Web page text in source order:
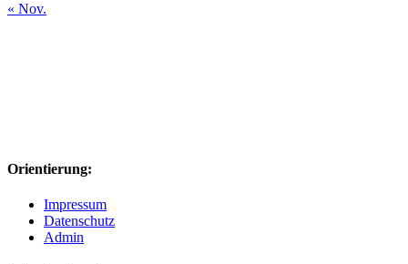
« Nov.
Orientierung:
Impressum
Datenschutz
Admin